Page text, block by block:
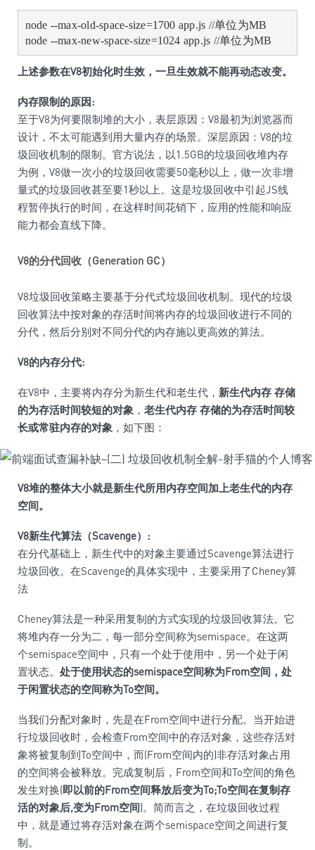
node --max-old-space-size=1700 app.js //单位为MB
上述参数在V8初始化时生效，一旦生效就不能再动态改变。
内存限制的原因:
至于V8为何要限制堆的大小，表层原因：V8最初为浏览器而
设计，不太可能遇到用大量内存的场景。深层原因：V8的垃
圾回收机制的限制。官方说法，以1.5GB的垃圾回收堆内存
为例，V8做一次小的垃圾回收需要50毫秒以上，做一次非增
量式的垃圾回收甚至要1秒以上。这是垃圾回收中引起JS线
程暂停执行的时间，在这样时间花销下，应用的性能和响应
能力都会直线下降。
V8的分代回收（Generation GC）
V8垃圾回收策略主要基于分代式垃圾回收机制。现代的垃圾
回收算法中按对象的存活时间将内存的垃圾回收进行不同的
分代，然后分别对不同分代的内存施以更高效的算法。
V8的内存分代:
在V8中，主要将内存分为新生代和老生代， 新生代内存 存储
的为存活时间较短的对象 ， 老生代内存 存储的为存活时间较
长或常驻内存的对象 ，如下图：
V8堆的整体大小就是新生代所用内存空间加上老生代的内存
空间。
V8新生代算法（Scavenge）:
在分代基础上，新生代中的对象主要通过Scavenge算法进行
垃圾回收。在Scavenge的具体实现中，主要采用了Cheney算
法
Cheney算法是一种采用复制的方式实现的垃圾回收算法。它
将堆内存一分为二，每一部分空间称为semispace。在这两
个semispace空间中，只有一个处于使用中，另一个处于闲
置状态。 处于使用状态的semispace空间称为From空间，处
于闲置状态的空间称为To空间。
当我们分配对象时，先是在From空间中进行分配。当开始进
行垃圾回收时，会检查From空间中的存活对象，这些存活对
象将被复制到To空间中，而(From空间内的)非存活对象占用
的空间将会被释放。完成复制后，From空间和To空间的角色
发生对换(即以前的From空间释放后变为To;To空间在复制存
活的对象后,变为From空间)。简而言之，在垃圾回收过程
中，就是通过将存活对象在两个semispace空间之间进行复
制。